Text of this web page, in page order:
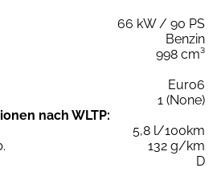
66 kW / 90 PS
Benzin
998 cm³
Euro6
1 (None)
nach WLTP:
5,8 l/100km
132 g/km
D